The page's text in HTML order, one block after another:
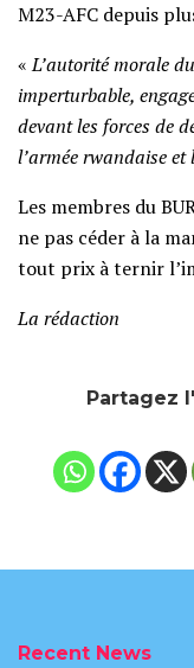
M23-AFC depuis
«L’autorité morale
imperturbable,
devant les forces de
l’armée rwandaise
Les membres du
ne pas céder à la
tout prix à ternir
La rédaction
Partagez
Recent News